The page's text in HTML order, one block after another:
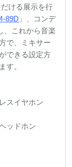
ける展示を行
89D 」、コンデ
、これから音楽
で、ミキサー
できる設定方
す。
スイヤホン
ッドホン